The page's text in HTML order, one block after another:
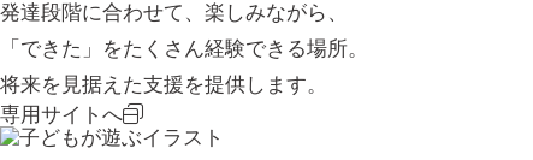
発達段階に合わせて、楽しみながら、
「できた」をたくさん経験できる場所。
将来を見据えた支援を提供します。
専用サイトへ